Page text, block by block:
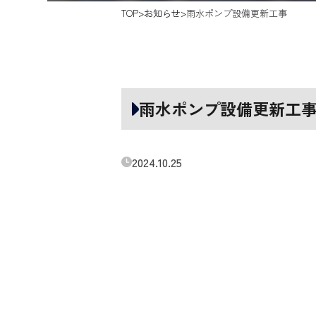
TOP お知らせ 雨水ポンプ設備更新工事
雨水ポンプ設備更新工
2024.10.25